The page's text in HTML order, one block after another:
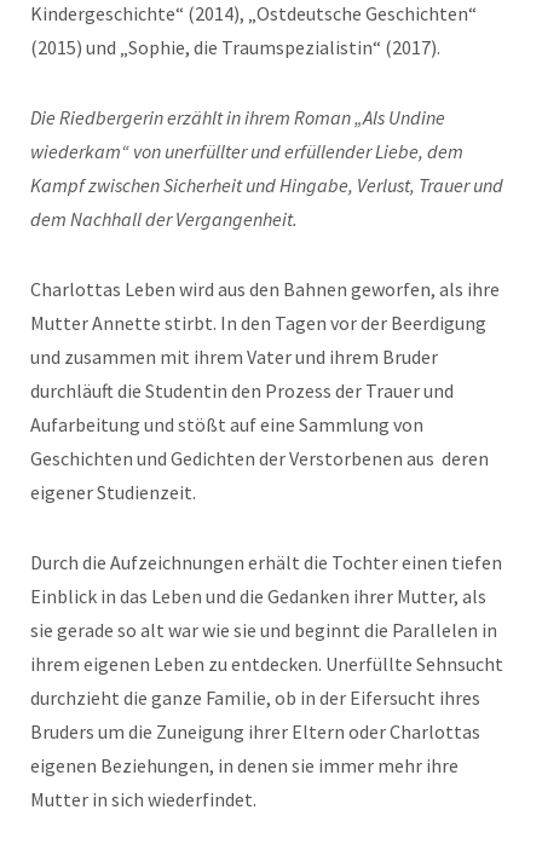
Kindergeschichte“ (2014), „Ostdeutsche Geschichten“
(2015) und „Sophie, die Traumspezialistin“ (2017).
Die Riedbergerin erzählt in ihrem Roman „Als Undine
wiederkam“ von unerfüllter und erfüllender Liebe, dem
Kampf zwischen Sicherheit und Hingabe, Verlust, Trauer und
dem Nachhall der Vergangenheit.
Charlottas Leben wird aus den Bahnen geworfen, als ihre
Mutter Annette stirbt. In den Tagen vor der Beerdigung
und zusammen mit ihrem Vater und ihrem Bruder
durchläuft die Studentin den Prozess der Trauer und
Aufarbeitung und stößt auf eine Sammlung von
Geschichten und Gedichten der Verstorbenen aus deren
eigener Studienzeit.
Durch die Aufzeichnungen erhält die Tochter einen tiefen
Einblick in das Leben und die Gedanken ihrer Mutter, als
sie gerade so alt war wie sie und beginnt die Parallelen in
ihrem eigenen Leben zu entdecken. Unerfüllte Sehnsucht
durchzieht die ganze Familie, ob in der Eifersucht ihres
Bruders um die Zuneigung ihrer Eltern oder Charlottas
eigenen Beziehungen, in denen sie immer mehr ihre
Mutter in sich wiederfindet.